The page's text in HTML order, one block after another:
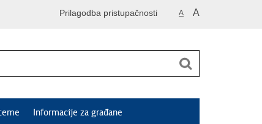
A A
Prilagodba pristupačnosti
Informacije za građane